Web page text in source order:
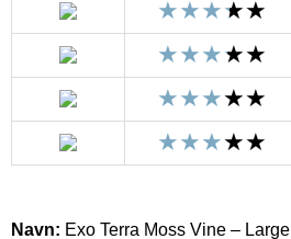
Navn: Exo Terra Moss Vine – Large